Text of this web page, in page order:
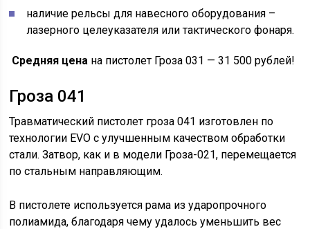
наличие рельсы для навесного оборудования –
лазерного целеуказателя или тактического фонаря.
Средняя цена на пистолет Гроза 031 — 31 500 рублей!
Гроза 041
Травматический пистолет гроза 041 изготовлен по
технологии EVO с улучшенным качеством обработки
стали. Затвор, как и в модели Гроза-021, перемещается
по стальным направляющим.
В пистолете используется рама из ударопрочного
полиамида, благодаря чему удалось уменьшить вес